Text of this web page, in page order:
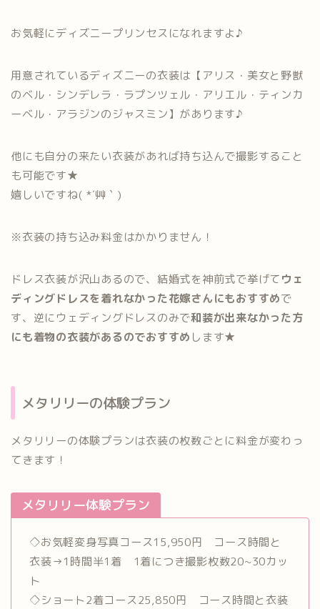
お気軽にディズニープリンセスになれますよ♪
用意されているディズニーの衣装は【アリス・美女と野獣
のベル・シンデレラ・ラプンツェル・アリエル・ティンカ
ーベル・アラジンのジャスミン】があります♪
他にも自分の来たい衣装があれば持ち込んで撮影すること
も可能です★
嬉しいですね( *´艸｀)
※衣装の持ち込み料金はかかりません！
ドレス衣装が沢山あるので、結婚式を神前式で挙げてウェ
ディングドレスを着れなかった花嫁さんにもおすすめで
す、逆にウェディングドレスのみで和装が出来なかった方
にも着物の衣装があるのでおすすめ します★
メタリリーの体験プラン
メタリリーの体験プランは衣装の枚数ごとに料金が変わっ
てきます！
メタリリー体験プラン
◇お気軽変身写真コース15,950円 コース時間と
衣装→1時間半1着 1着につき撮影枚数20~30カッ
ト
◇ショート2着コース25,850円 コース時間と衣装